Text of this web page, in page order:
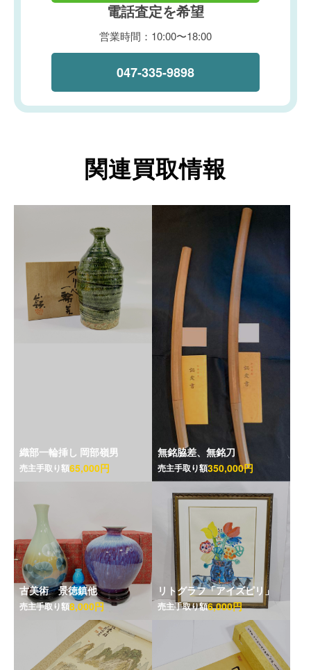
電話査定を希望
営業時間：10:00〜18:00
047-335-9898
関連買取情報
織部一輪挿し 岡部嶺男
売主手取り額65,000円
無銘脇差、無銘刀
売主手取り額350,000円
古美術 景徳鎮他
売主手取り額8,000円
リトグラフ「アイズピリ」
売主手取り額6,000円